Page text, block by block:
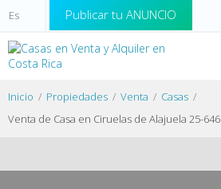
Publicar tu ANUNCIO
Inicio Propiedades Venta
Casas
Venta de Casa en Ciruelas de Alajuela 25-646